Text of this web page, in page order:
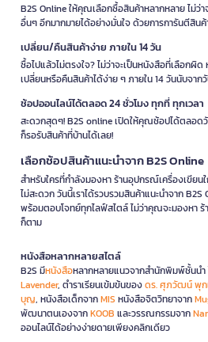
B2S Online ให้คุณเลือกซื้อสินค้าหลากหลาย ไม่ว่
อื่นๆ อีกมากมายได้อย่างมั่นใจ ด้วยการการันตีสิน
เปลี่ยน/คืนสินค้าง่าย ภายใน 14 วัน
ซื้อไปแล้วไม่ตรงใจ? ไม่ว่าจะเป็นหนังสือที่เลือก
เปลี่ยนหรือคืนสินค้าได้ง่าย ๆ ภายใน 14 วันนับจาก
ช้อปออนไลน์ได้ตลอด 24 ชั่วโมง ทุกที่ ทุกเวลา
สะดวกสุดๆ! B2S online เปิดให้คุณช้อปได้ตลอด
ก็รอรับสินค้าที่บ้านได้เลย!
เลือกช้อปสินค้าแนะนำจาก B2S Online
สำหรับใครที่กำลังมองหา ร้านอุปกรณ์เครื่องเขียน
ไม่สะดวก วันนี้เราได้รวบรวมสินค้าแนะนำจาก
พร้อมตอบโจทย์ทุกไลฟ์สไตล์ ไม่ว่าคุณจะมองหา
ก็ตาม
หนังสือหลากหลายสไตล์
B2S มีหนังสือหลากหลายแนวจากสำนักพิมพ์ชั้นนำ
Lavender, ตำราเรียนเข้มข้นของดร. ศุภวัฒน์ พุ
บุญ, หนังสือเด็กจากMIS หนังสือจิตวิทยาจาก
พัฒนาตนเองจากKOOB และวรรณกรรมจาก
ออนไลน์ได้อย่างง่ายดายเพียงคลิกเดียว